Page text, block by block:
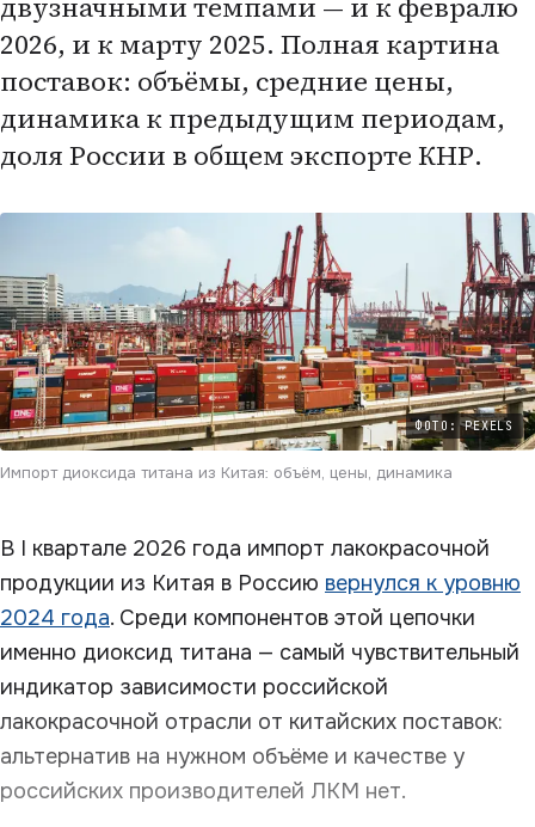
двузначными темпами — и к февралю
2026, и к марту 2025. Полная картина
поставок: объёмы, средние цены,
динамика к предыдущим периодам,
доля России в общем экспорте КНР.
ФОТО: PEXELS
Импорт диоксида титана из Китая: объём, цены, динамика
В I квартале 2026 года импорт лакокрасочной
продукции из Китая в Россию вернулся к уровню
2024 года. Среди компонентов этой цепочки
именно диоксид титана — самый чувствительный
индикатор зависимости российской
лакокрасочной отрасли от китайских поставок:
альтернатив на нужном объёме и качестве у
российских производителей ЛКМ нет.